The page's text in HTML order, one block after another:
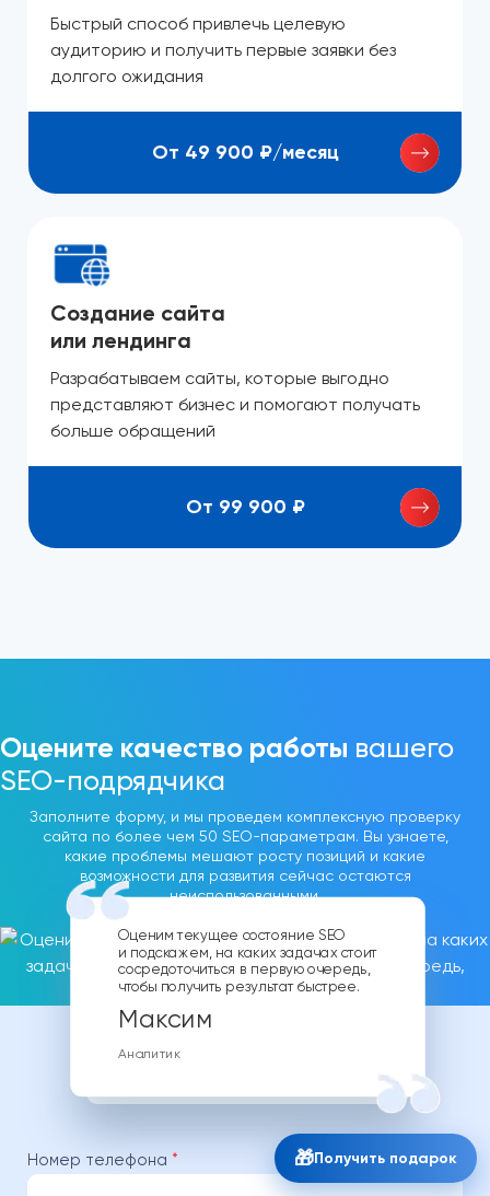
🎁Получить подарок
Быстрый способ привлечь целевую
аудиторию и получить первые заявки без
долгого ожидания
От 49 900 ₽/месяц
Создание сайта
или лендинга
Разрабатываем сайты, которые выгодно
представляют бизнес и помогают получать
больше обращений
От 99 900 ₽
Оцените качество работы вашего
SEO-подрядчика
Заполните форму, и мы проведем комплексную проверку
сайта по более чем 50 SEO-параметрам. Вы узнаете,
какие проблемы мешают росту позиций и какие
возможности для развития сейчас остаются
неиспользованными.
Оценим текущее состояние SEO
и подскажем, на каких задачах стоит
сосредоточиться в первую очередь,
чтобы получить результат быстрее.
Аналитик
Номер телефона *